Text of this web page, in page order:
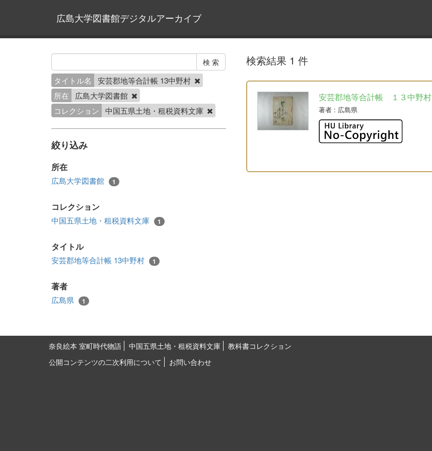
広島大学図書館デジタルアーカイブ
タイトル名
安芸郡地等合計帳 13中野村
所在
広島大学図書館
コレクション
中国五県土地・租税資料文庫
絞り込み
所在
広島大学図書館 1
コレクション
中国五県土地・租税資料文庫 1
タイトル
安芸郡地等合計帳 13中野村 1
著者
広島県 1
検索結果 1 件
安芸郡地等合計帳 １３中野村
著者: 広島県
奈良絵本 室町時代物語 中国五県土地・租税資料文庫
教科書コレクション
公開コンテンツの二次利用について
お問い合わせ